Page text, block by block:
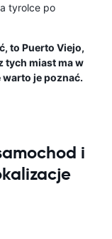
tyrolce po
to Puerto Viejo,
tych miast ma w
je poznać.
i